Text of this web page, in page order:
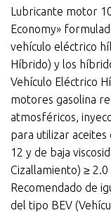
Lubricante motor
Economy»
vehículo eléctrico
Híbrido) y los
Vehículo Eléctrico
motores gasolina
atmosféricos,
para utilizar aceites
12 y de baja
Cizallamiento) ≥ 2.0
Recomendado de
del tipo BEV